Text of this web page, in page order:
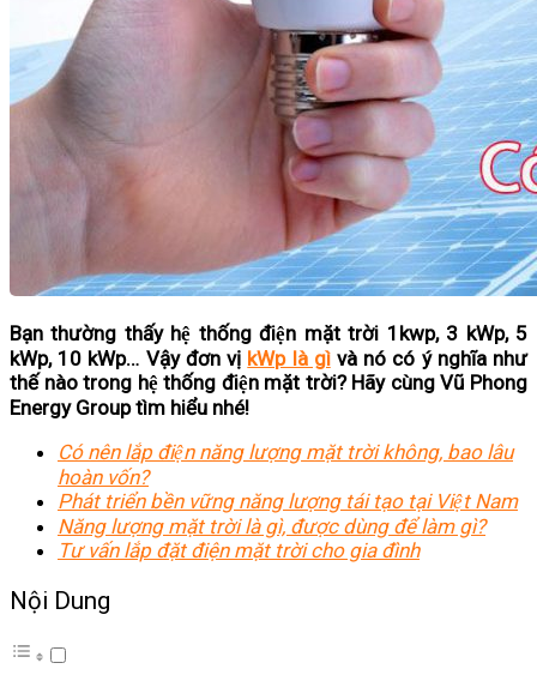
Bạn thường thấy hệ thống điện mặt trời 1kwp, 3 kWp, 5
kWp, 10 kWp… Vậy đơn vị kWp là gìvà nó có ý nghĩa như
thế nào trong hệ thống điện mặt trời? Hãy cùng Vũ Phong
Energy Group tìm hiểu nhé!
Có nên lắp điện năng lượng mặt trời không, bao lâu
hoàn vốn?
Phát triển bền vững năng lượng tái tạo tại Việt Nam
Năng lượng mặt trời là gì, được dùng để làm gì?
Tư vấn lắp đặt điện mặt trời cho gia đình
Nội Dung